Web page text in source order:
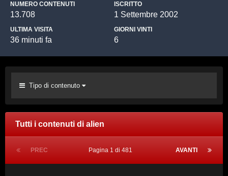
NUMERO CONTENUTI
13.708
ISCRITTO
1 Settembre 2002
ULTIMA VISITA
36 minuti fa
GIORNI VINTI
6
Tipo di contenuto
Tutti i contenuti di alien
PREC AVANTI
Pagina 1 di 481